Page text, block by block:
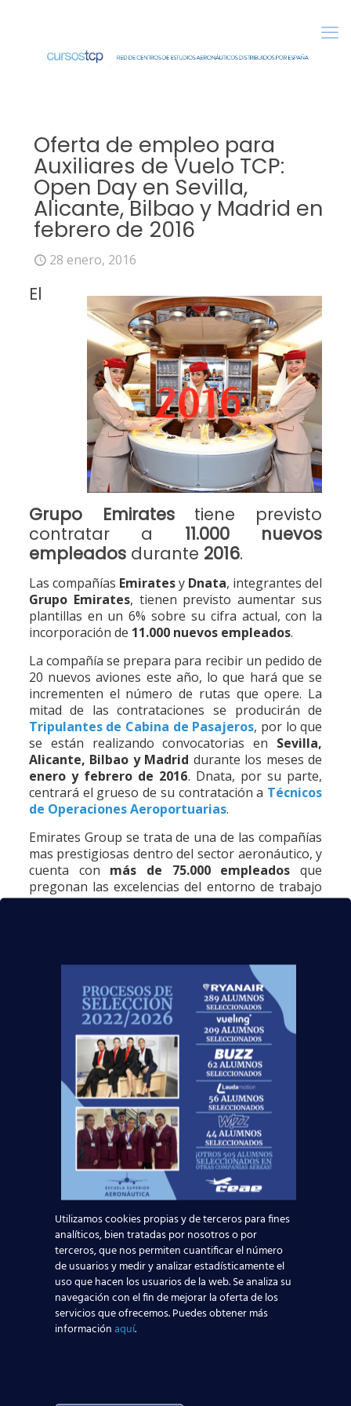
Oferta de empleo para
Auxiliares de Vuelo TCP:
Open Day en Sevilla,
Alicante, Bilbao y Madrid en
febrero de 2016
28 enero, 2016
El
Grupo Emiratestiene previsto
contratar a 11.000 nuevos
empleadosdurante 2016.
Las compañías Emiratesy Dnata, integrantes del
Grupo Emirates, tienen previsto aumentar sus
plantillas en un 6% sobre su cifra actual, con la
incorporación de 11.000 nuevos empleados.
La compañía se prepara para recibir un pedido de
20 nuevos aviones este año, lo que hará que se
incrementen el número de rutas que opere. La
mitad de las contrataciones se producirán de
Tripulantes de Cabina de Pasajeros, por lo que
se están realizando convocatorias en Sevilla,
Alicante, Bilbao y Madrid durante los meses de
enero y febrero de 2016. Dnata, por su parte,
centrará el grueso de su contratación a Técnicos
de Operaciones Aeroportuarias.
Emirates Group se trata de una de las compañías
mas prestigiosas dentro del sector aeronáutico, y
cuenta con más de 75.000 empleados que
pregonan las excelencias del entorno de trabajo
que ofrece la empresa de carácter internacional y
selección para el reclutamiento de candidatos en
numerosas ciudades españolas. Durante estas
semanas se producirán éstas convocatorias en
las ciudades ya mencionadas:
Madrid: 21 de febrero de 2016
(The AC Cuzco, Paseo de la
Castellana).
Bilbao: 16 de febrero de 2016
(Melia Bilbao, Lehendakari
Leizaola 29).
Alicante: 13 de febrero de 2016
(AC Hotel Alicante, Avda. de
Elche, 3).
Sevilla:30 de enero de 2016
Collection Sevilla, Avda Diego
Martinez Barrio, 8).
Utilizamos cookies propias y de terceros para fines
analíticos, bien tratadas por nosotros o por
terceros, que nos permiten cuantificar el número
de usuarios y medir y analizar estadísticamente el
uso que hacen los usuarios de la web. Se analiza su
navegación con el fin de mejorar la oferta de los
servicios que ofrecemos. Puedes obtener más
informaciónaquí.